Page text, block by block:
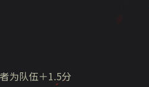
为队伍＋1.5分